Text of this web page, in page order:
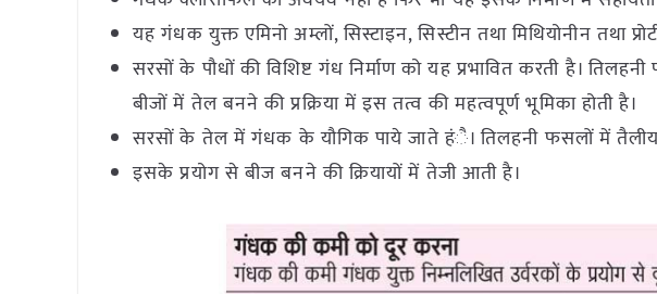
यह गंधक युक्त एमिनो अम्लों, सिस्टाइन, सिस्टीन तथा मिथियोनीन तथा
सरसों के पौधों की विशिष्ट गंध निर्माण को यह प्रभावित करती है।
बीजों में तेल बनने की प्रक्रिया में इस तत्व की महत्वपूर्ण भूमिका होती है।
सरसों के तेल में गंधक के यौगिक पाये जाते हंै। तिलहनी फसलों में तैलीय
इसके प्रयोग से बीज बनने की क्रियायों में तेजी आती है।